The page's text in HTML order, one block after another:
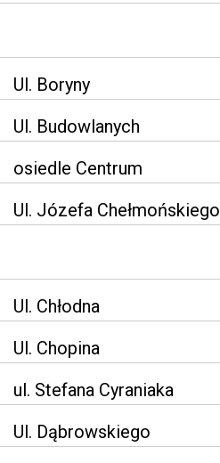
Ul. Boryny
Ul. Budowlanych
osiedle Centrum
Ul. Józefa Chełmońskiego
Ul. Chłodna
Ul. Chopina
ul. Stefana Cyraniaka
Ul. Dąbrowskiego